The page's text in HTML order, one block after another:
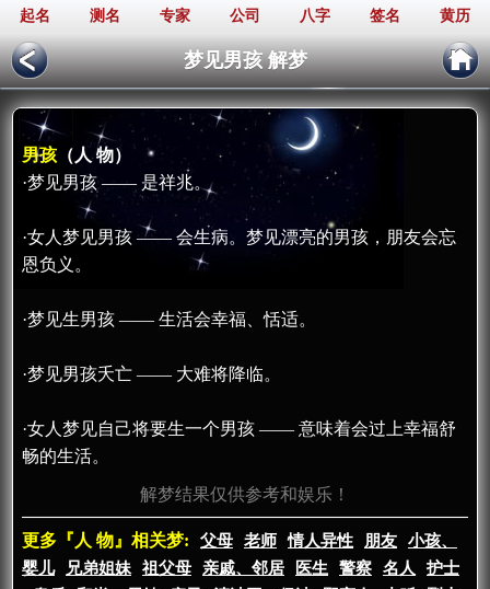
起名 测名 专家 公司 八字 签名 黄历
梦见男孩 解梦
男孩 （人 物）
·梦见男孩 —— 是祥兆。
·女人梦见男孩 —— 会生病。梦见漂亮的男孩，朋友会忘
恩负义。
·梦见生男孩 —— 生活会幸福、恬适。
·梦见男孩夭亡 —— 大难将降临。
·女人梦见自己将要生一个男孩 —— 意味着会过上幸福舒
畅的生活。
解梦结果仅供参考和娱乐！
更多『人 物』相关梦: 父母 老师 情人异性 朋友
小孩、
婴儿
兄弟姐妹 祖父母 亲戚、邻居 医生 警察 名人
护士